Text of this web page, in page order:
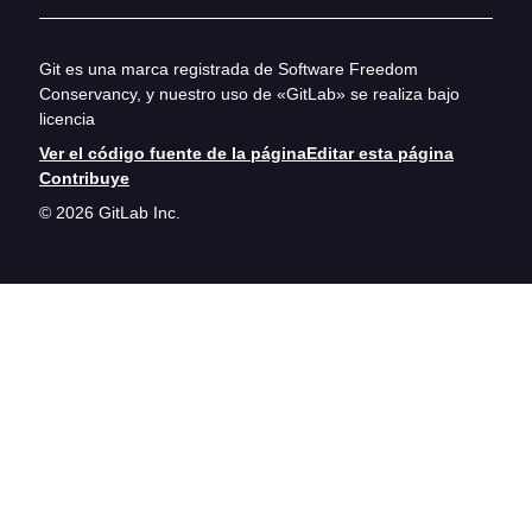
Git es una marca registrada de Software Freedom
Conservancy, y nuestro uso de «GitLab» se realiza bajo
licencia
Ver el código fuente de la páginaEditar esta página
Contribuye
© 2026 GitLab Inc.